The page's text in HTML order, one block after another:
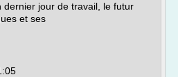
dernier jour de travail, le futur
et ses